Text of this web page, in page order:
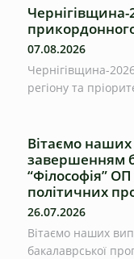
Чернігівщина-
07.08.2026
Чернігівщина-
регіону та
Вітаємо
завершенням
“Філософія”
політичних
26.07.2026
Вітаємо наших
бакалаврської